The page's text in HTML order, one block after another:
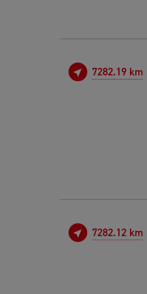
7282.19 km
7282.12 km